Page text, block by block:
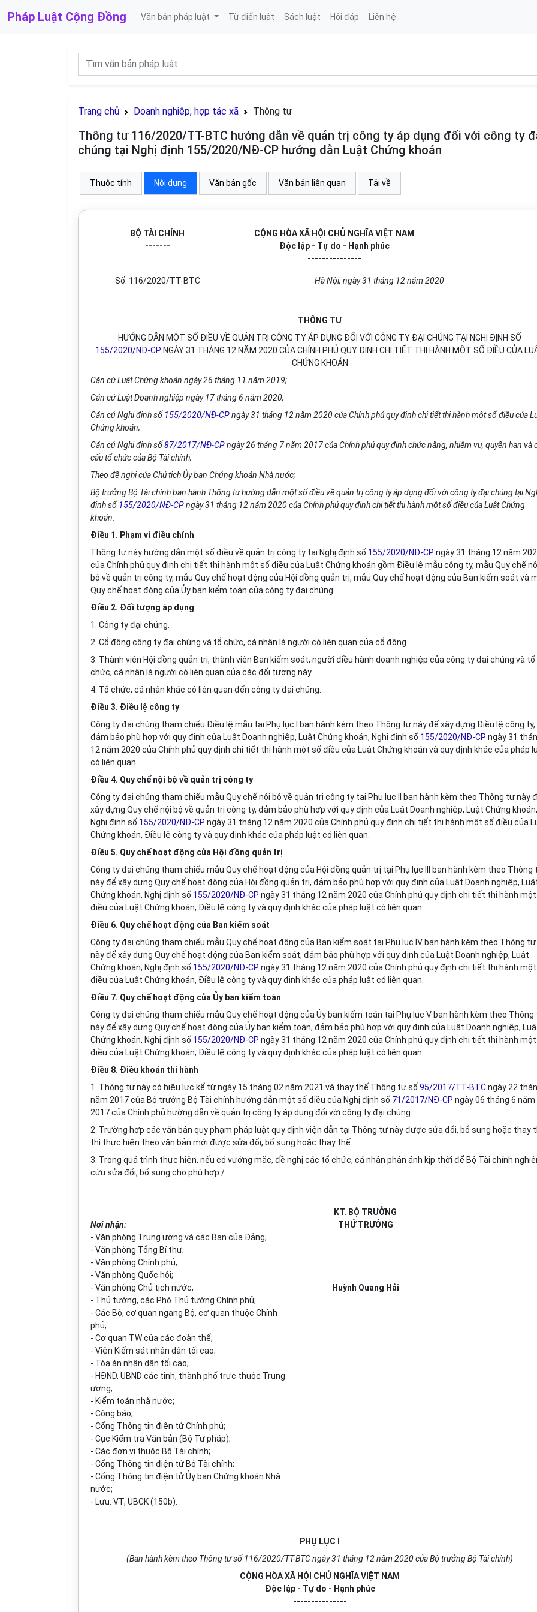
Pháp Luật Cộng Đồng Văn bản pháp luật Từ điển luật Sách luật Hỏi đáp Liên hệ
Trang chủ Doanh nghiệp, hợp tác xã Thông tư
Thông tư 116/2020/TT-BTC hướng dẫn về quản trị công ty áp dụng đối với công ty
chúng tại Nghị định 155/2020/NĐ-CP hướng dẫn Luật Chứng khoán
Thuộc tính Nội dung Văn bản gốc Văn bản liên quan Tải về
BỘ TÀI CHÍNH
-------
CỘNG HÒA XÃ HỘI CHỦ NGHĨA VIỆT NAM
Độc lập - Tự do - Hạnh phúc
---------------
Số: 116/2020/TT-BTC Hà Nội, ngày 31 tháng 12 năm 2020
THÔNG TƯ
HƯỚNG DẪN MỘT SỐ ĐIỀU VỀ QUẢN TRỊ CÔNG TY ÁP DỤNG ĐỐI VỚI CÔNG TY ĐẠI CHÚNG TẠI NGHỊ ĐỊNH SỐ
155/2020/NĐ-CP NGÀY 31 THÁNG 12 NĂM 2020 CỦA CHÍNH PHỦ QUY ĐỊNH CHI TIẾT THI HÀNH MỘT SỐ ĐIỀU CỦA
CHỨNG KHOÁN
Căn cứ Luật Chứng khoán ngày 26 tháng 11 năm 2019;
Căn cứ Luật Doanh nghiệp ngày 17 tháng 6 năm 2020;
Căn cứ Nghị định số 155/2020/NĐ-CPngày 31 tháng 12 năm 2020 của Chính phủ quy định chi tiết thi hành một số điều của
Chứng khoán;
Căn cứ Nghị định số87/2017/NĐ-CPngày 26 tháng 7 năm 2017 của Chính phủ quy định chức năng, nhiệm vụ, quyền hạn và
cấu tổ chức của Bộ Tài chính;
Theo đề nghị của Chủ tịch Ủy ban Chứng khoán Nhà nước;
Bộ trưởng Bộ Tài chính ban hành Thông tư hướng dẫn một số điều về quản trị công ty áp dụng đối với công ty đại chúng tại
định số 155/2020/NĐ-CPngày 31 tháng 12 năm 2020 của Chính phủ quy định chi tiết thi hành một số điều của Luật Chứng
khoán.
Điều 1. Phạm vi điều chỉnh
Thông tư này hướng dẫn một số điều về quản trị công ty tại Nghị định số 155/2020/NĐ-CP ngày 31 tháng 12 năm
của Chính phủ quy định chi tiết thi hành một số điều của Luật Chứng khoán gồm Điều lệ mẫu công ty, mẫu Quy chế
bộ về quản trị công ty, mẫu Quy chế hoạt động của Hội đồng quản trị, mẫu Quy chế hoạt động của Ban kiểm soát và
Quy chế hoạt động của Ủy ban kiểm toán của công ty đại chúng.
Điều 2. Đối tượng áp dụng
1. Công ty đại chúng.
2. Cổ đông công ty đại chúng và tổ chức, cá nhân là người có liên quan của cổ đông.
3. Thành viên Hội đồng quản trị, thành viên Ban kiểm soát, người điều hành doanh nghiệp của công ty đại chúng và tổ
chức, cá nhân là người có liên quan của các đối tượng này.
4. Tổ chức, cá nhân khác có liên quan đến công ty đại chúng.
Điều 3. Điều lệ công ty
Công ty đại chúng tham chiếu Điều lệ mẫu tại Phụ lục I ban hành kèm theo Thông tư này để xây dựng Điều lệ công ty,
đảm bảo phù hợp với quy định của Luật Doanh nghiệp, Luật Chứng khoán, Nghị định số 155/2020/NĐ-CP ngày 31
12 năm 2020 của Chính phủ quy định chi tiết thi hành một số điều của Luật Chứng khoán và quy định khác của pháp
có liên quan.
Điều 4. Quy chế nội bộ về quản trị công ty
Công ty đại chúng tham chiếu mẫu Quy chế nội bộ về quản trị công ty tại Phụ lục II ban hành kèm theo Thông tư này
xây dựng Quy chế nội bộ về quản trị công ty, đảm bảo phù hợp với quy định của Luật Doanh nghiệp, Luật Chứng khoán,
Nghị định số 155/2020/NĐ-CP ngày 31 tháng 12 năm 2020 của Chính phủ quy định chi tiết thi hành một số điều của
Chứng khoán, Điều lệ công ty và quy định khác của pháp luật có liên quan.
Điều 5. Quy chế hoạt động của Hội đồng quản trị
Công ty đại chúng tham chiếu mẫu Quy chế hoạt động của Hội đồng quản trị tại Phụ lục III ban hành kèm theo Thông
này để xây dựng Quy chế hoạt động của Hội đồng quản trị, đảm bảo phù hợp với quy định của Luật Doanh nghiệp,
Chứng khoán, Nghị định số 155/2020/NĐ-CP ngày 31 tháng 12 năm 2020 của Chính phủ quy định chi tiết thi hành
điều của Luật Chứng khoán, Điều lệ công ty và quy định khác của pháp luật có liên quan.
Điều 6. Quy chế hoạt động của Ban kiểm soát
Công ty đại chúng tham chiếu mẫu Quy chế hoạt động của Ban kiểm soát tại Phụ lục IV ban hành kèm theo Thông tư
này để xây dựng Quy chế hoạt động của Ban kiểm soát, đảm bảo phù hợp với quy định của Luật Doanh nghiệp, Luật
Chứng khoán, Nghị định số 155/2020/NĐ-CP ngày 31 tháng 12 năm 2020 của Chính phủ quy định chi tiết thi hành
điều của Luật Chứng khoán, Điều lệ công ty và quy định khác của pháp luật có liên quan.
Điều 7. Quy chế hoạt động của Ủy ban kiểm toán
Công ty đại chúng tham chiếu mẫu Quy chế hoạt động của Ủy ban kiểm toán tại Phụ lục V ban hành kèm theo Thông
này để xây dựng Quy chế hoạt động của Ủy ban kiểm toán, đảm bảo phù hợp với quy định của Luật Doanh nghiệp,
Chứng khoán, Nghị định số 155/2020/NĐ-CP ngày 31 tháng 12 năm 2020 của Chính phủ quy định chi tiết thi hành
điều của Luật Chứng khoán, Điều lệ công ty và quy định khác của pháp luật có liên quan.
Điều 8. Điều khoản thi hành
1. Thông tư này có hiệu lực kể từ ngày 15 tháng 02 năm 2021 và thay thế Thông tư số 95/2017/TT-BTCngày 22
năm 2017 của Bộ trưởng Bộ Tài chính hướng dẫn một số điều của Nghị định số 71/2017/NĐ-CP ngày 06 tháng 6 năm
2017 của Chính phủ hướng dẫn về quản trị công ty áp dụng đối với công ty đại chúng.
2. Trường hợp các văn bản quy phạm pháp luật quy định viện dẫn tại Thông tư này được sửa đổi, bổ sung hoặc thay
thì thực hiện theo văn bản mới được sửa đổi, bổ sung hoặc thay thế.
3. Trong quá trình thực hiện, nếu có vướng mắc, đề nghị các tổ chức, cá nhân phản ánh kịp thời để Bộ Tài chính
cứu sửa đổi, bổ sung cho phù hợp./.
Nơi nhận:
- Văn phòng Trung ương và các Ban của Đảng;
- Văn phòng Tổng Bí thư;
- Văn phòng Chính phủ;
- Văn phòng Quốc hội;
- Văn phòng Chủ tịch nước;
- Thủ tướng, các Phó Thủ tướng Chính phủ;
- Các Bộ, cơ quan ngang Bộ, cơ quan thuộc Chính
phủ;
- Cơ quan TW của các đoàn thể;
- Viện Kiểm sát nhân dân tối cao;
- Tòa án nhân dân tối cao;
- HĐND, UBND các tỉnh, thành phố trực thuộc Trung
ương;
- Kiểm toán nhà nước;
- Công báo;
- Cổng Thông tin điện tử Chính phủ;
- Cục Kiểm tra Văn bản (Bộ Tư pháp);
- Các đơn vị thuộc Bộ Tài chính;
- Cổng Thông tin điện tử Bộ Tài chính;
- Cổng Thông tin điện tử Ủy ban Chứng khoán Nhà
nước;
- Lưu: VT, UBCK (150b).
KT. BỘ TRƯỞNG
THỨ TRƯỞNG
Huỳnh Quang Hải
PHỤ LỤC I
(Ban hành kèm theo Thông tư số 116/2020/TT-BTC ngày 31 tháng 12 năm 2020 của Bộ trưởng Bộ Tài chính)
CỘNG HÒA XÃ HỘI CHỦ NGHĨA VIỆT NAM
Độc lập - Tự do - Hạnh phúc
---------------